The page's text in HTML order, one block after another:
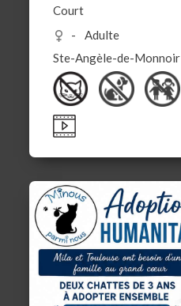
Court
Adulte
Ste-Angèle-de-Monnoir